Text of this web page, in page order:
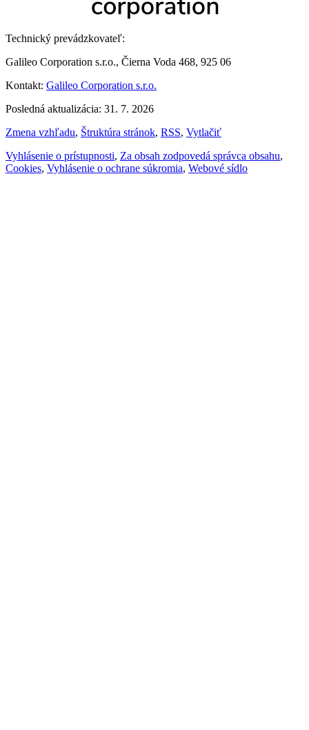
Technický prevádzkovateľ:
Galileo Corporation s.r.o., Čierna Voda 468, 925 06
Kontakt: Galileo Corporation s.r.o.
Posledná aktualizácia: 31. 7. 2026
Zmena vzhľadu, Štruktúra stránok, RSS, Vytlačiť
Vyhlásenie o prístupnosti, Za obsah zodpovedá správca obsahu,
Cookies, Vyhlásenie o ochrane súkromia, Webové sídlo